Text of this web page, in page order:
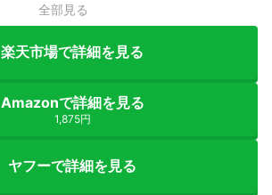
全部見る
楽天市場で詳細を見る
Amazonで詳細を見る
1,875円
ヤフーで詳細を見る